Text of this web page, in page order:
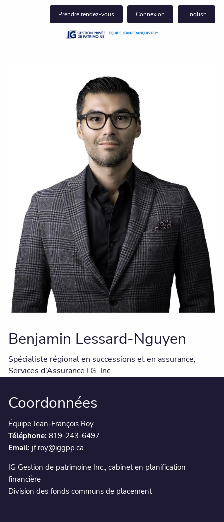
Skip to main content
Prendre rendez-vous Connexion English
Benjamin Lessard-Nguyen
Spécialiste régional en successions et en assurance,
Services d’Assurance I.G. Inc.
Coordonnées
Équipe Jean-François Roy
Téléphone: 819-243-6497
Email: jf.roy@iggpp.ca
IG Gestion de patrimoine Inc., cabinet en planification
financière
Division des fonds communs de placement